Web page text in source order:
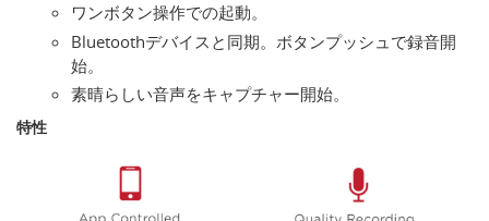
ワンボタン操作での起動。
Bluetoothデバイスと同期。ボタンプッシュで録音開
始。
素晴らしい音声をキャプチャー開始。
特性